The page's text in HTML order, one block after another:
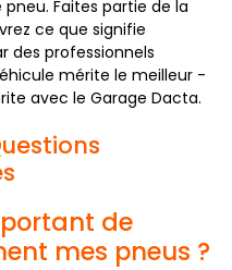
Faites partie de la
ce que signifie
des professionnels
mérite le meilleur -
avec le Garage Dacta.
de
mes pneus ?